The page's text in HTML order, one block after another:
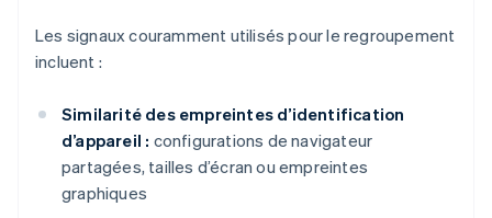
Les signaux couramment utilisés pour le regroupement
incluent :
Similarité des empreintes d’identification
d’appareil : configurations de navigateur
partagées, tailles d’écran ou empreintes
graphiques